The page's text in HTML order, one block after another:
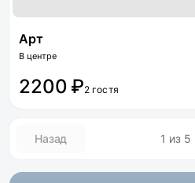
Арт
В центре
2200 ₽2 гостя
Назад 1 из 5